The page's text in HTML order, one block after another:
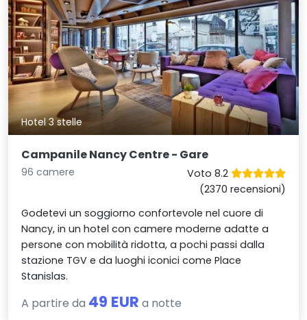
Hotel 3 stelle
Campanile Nancy Centre - Gare
96 camere
Voto 8.2
(2370 recensioni)
Godetevi un soggiorno confortevole nel cuore di
Nancy, in un hotel con camere moderne adatte a
persone con mobilità ridotta, a pochi passi dalla
stazione TGV e da luoghi iconici come Place
Stanislas.
A partire da 49 EUR a notte